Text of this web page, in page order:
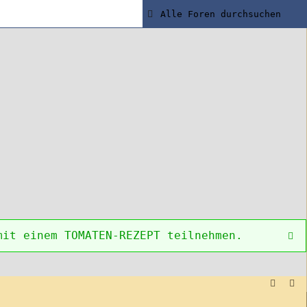
TOMATEN-REZEPT teilnehmen.